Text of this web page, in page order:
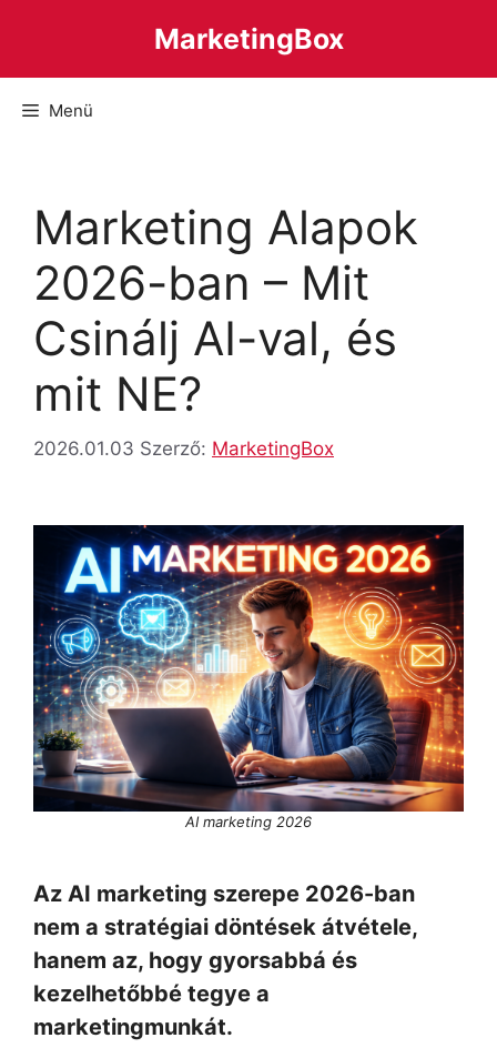
MarketingBox
Menü
Marketing Alapok
2026-ban – Mit
Csinálj AI-val, és
mit NE?
2026.01.03 Szerző: MarketingBox
AI marketing 2026
Az AI marketing szerepe 2026-ban
nem a stratégiai döntések átvétele,
hanem az, hogy gyorsabbá és
kezelhetőbbé tegye a
marketingmunkát.